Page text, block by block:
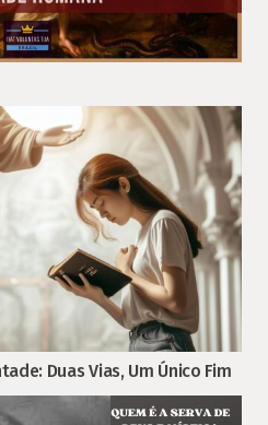
Duas Vias, Um Único Fim